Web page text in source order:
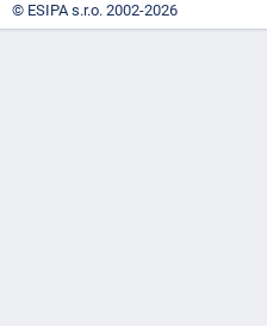
© ESIPA s.r.o. 2002-2026